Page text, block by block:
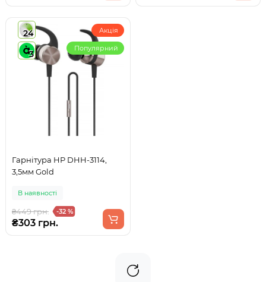
24
3
Акція
Популярний
Гарнітура HP DHH-3114,
3,5мм Gold
В наявності
₴449 грн. -32 %
₴303 грн.